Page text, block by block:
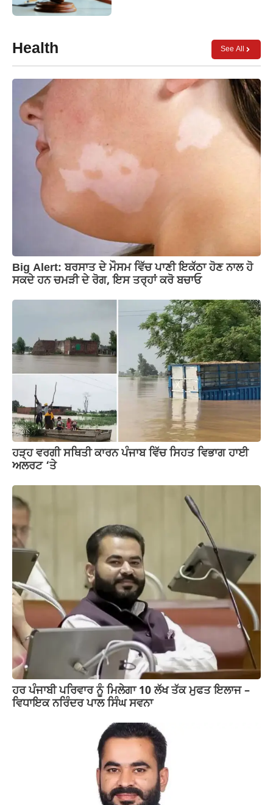
Health See All
Big Alert: ਬਰਸਾਤ ਦੇ ਮੌਸਮ ਵਿੱਚ ਪਾਣੀ ਇਕੱਠਾ ਹੋਣ ਨਾਲ ਹੋ
ਸਕਦੇ ਹਨ ਚਮੜੀ ਦੇ ਰੋਗ, ਇਸ ਤਰ੍ਹਾਂ ਕਰੋ ਬਚਾਓ
ਹੜ੍ਹ ਵਰਗੀ ਸਥਿਤੀ ਕਾਰਨ ਪੰਜਾਬ ਵਿੱਚ ਸਿਹਤ ਵਿਭਾਗ ਹਾਈ
ਅਲਰਟ ‘ਤੇ
ਹਰ ਪੰਜਾਬੀ ਪਰਿਵਾਰ ਨੂੰ ਮਿਲੇਗਾ 10 ਲੱਖ ਤੱਕ ਮੁਫਤ ਇਲਾਜ –
ਵਿਧਾਇਕ ਨਰਿੰਦਰ ਪਾਲ ਸਿੰਘ ਸਵਨਾ